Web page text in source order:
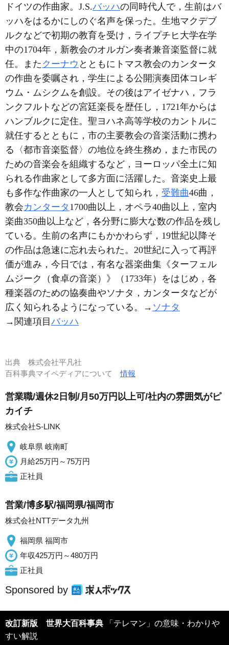
ドイツの作曲家。J.S.バッハの同時代人で，生前はバ
ッハをはるかにしのぐ名声を保った。生地マクデブ
ルクなどで初期の教育を受け，ライプチヒ大学在学
中の1704年，新教会のオルガン奏者兼音楽監督に就
任。また クーナウ とともにトマス教会のカンタータ
の作曲を委嘱され，学生による公開演奏団体コレギ
ウム・ムシクムを創設。その後はアイゼナハ，フラ
ンクフルトなどの宮廷楽長を歴任し，1721年からは
ハンブルクに定住。聖ヨハネ高等学校のカントルに
就任するとともに，市の主要教会の音楽活動に携わ
る〈都市音楽監督〉の地位を終生務め，また市民の
ための音楽会を組織するなど，ヨーロッパ全土に知
られる作曲家として多方面に活躍した。音楽史上最
も多作な作曲家の一人として知られ， 受難曲46曲，
教会カンタータ 1700曲以上，オペラ40曲以上，室内
楽曲350曲以上など，各分野に膨大な数の作品を残し
ている。生前の名声にもかかわらず，19世紀以降そ
の作品は急速に忘れ去られた。20世紀に入って再評
価が進み，今日では，有名な器楽曲集《ターフェル
ムジーク（食卓の音楽）》（1733年）をはじめ，各
種楽器のための協奏曲やソナタ，カンタータなどが
広く知られるようになっている。→ ソナタ
→関連項目バッハ
出典 株式会社平凡社
百科事典マイペディアについて情報
営業職/週休2日制/月50万円以上可/社内の雰囲気がピ
カイチ
株式会社S-LINK
岐阜県 岐南町
月給25万円～75万円
正社員
営業/博多駅/福岡県/福岡市
株式会社NTTデータ九州
福岡県 福岡市
年収425万円～480万円
正社員
Sponsored by
改訂新版 世界大百科事典 「テレマン」の意味・わかりや
すい解説